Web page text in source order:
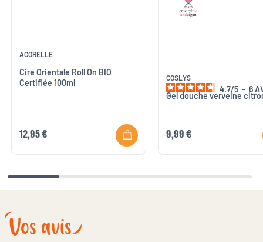
ACORELLE
Cire Orientale Roll On BIO
Certifiée 100ml
12,95 €
COSLYS
4.7/5 - 6
Gel douche verveine
9,99 €
Vos avis